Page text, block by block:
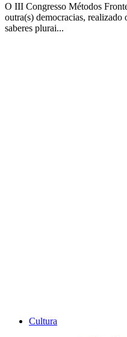
O III Congresso Métodos
outra(s) democracias,
saberes plurai...
Cultura